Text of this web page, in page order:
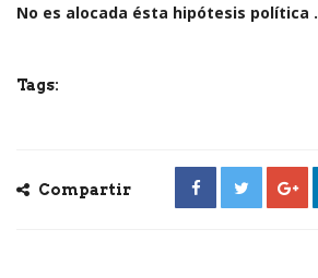
No es alocada ésta hipótesis política .
Tags:
Compartir